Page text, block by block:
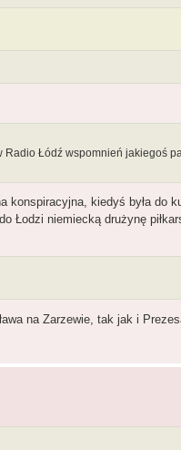
Radio Łódź wspomnień jakiegoś
konspiracyjna, kiedyś była do
Łodzi niemiecką drużynę
na Zarzewie, tak jak i